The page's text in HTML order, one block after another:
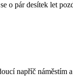
o pár desítek let
napříč náměstím